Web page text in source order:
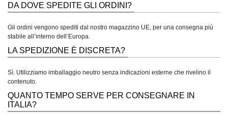
DA DOVE SPEDITE GLI ORDINI?
Gli ordini vengono spediti dal nostro magazzino UE, per una consegna più
stabile all’interno dell’Europa.
LA SPEDIZIONE È DISCRETA?
Sì. Utilizziamo imballaggio neutro senza indicazioni esterne che rivelino il
contenuto.
QUANTO TEMPO SERVE PER CONSEGNARE IN
ITALIA?